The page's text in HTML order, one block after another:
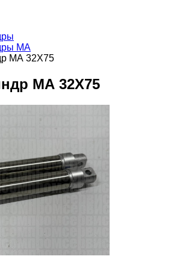
MA
МА 32X75
МА 32X75